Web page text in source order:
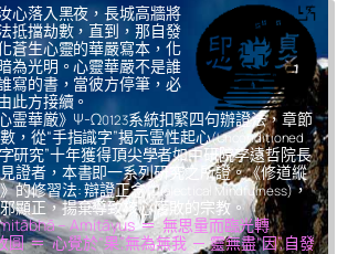
心落入黑夜，長城高牆將
抵擋劫數，直到，那自發
蒼生心靈的華嚴寫本，化
為光明。心靈華嚴不是誰
寫的書，當彼方停筆，必
此方接續。
心霊華厳》Ψ-Ω0123系統扣緊四句辦證法，章節
，從“手指識字”揭示霊性起心(Unconditioned
字研究”十年獲得頂尖學者如中研院李遠哲院長
證者，本書即一系列研究之所證。《修道縱
的修習法: 辯證正念(Dialectical Mindfulness)，
顯正，揚棄導致核心腐敗的宗教。
– Amitāyus ＝ 無思量而臨光轉
＝ 心覺於“果”,無為無我 ─ 靈無盡“因”,自發